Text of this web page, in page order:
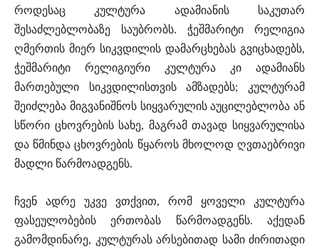
როდესაც კულტურა ადამიანის საკუთარ
შესაძლებლობაზე საუბრობს. ჭეშმარიტი რელიგია
ღმერთის მიერ სიკვდილის დამარცხებას გვიცხადებს,
ჭეშმარიტი რელიგიური კულტურა კი ადამიანს
მართებული სიკვდილისთვის ამზადებს; კულტურამ
შეიძლება მიგვანიშნოს სიყვარულის აუცილებლობა ან
სწორი ცხოვრების სახე, მაგრამ თავად სიყვარულისა
და წმინდა ცხოვრების წყაროს მხოლოდ ღვთაებრივი
მადლი წარმოადგენს.
ჩვენ ადრე უკვე ვთქვით, რომ ყოველი კულტურა
ფასეულობების ერთობას წარმოადგენს. აქედან
გამომდინარე, კულტურას არსებითად სამი ძირითადი